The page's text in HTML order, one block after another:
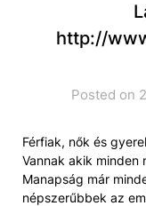
http://
Posted on
Férfiak, nők és
Vannak akik minden
Manapság már
népszerűbbek az